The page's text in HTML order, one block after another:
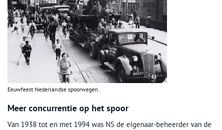
Eeuwfeest Nederlandse spoorwegen.
Meer concurrentie op het spoor
Van 1938 tot en met 1994 was NS de eigenaar-beheerder van de